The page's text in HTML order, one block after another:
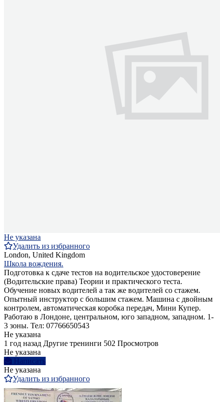
Не указана
Удалить из избранного
London, United Kingdom
Школа вождения.
Подготовка к сдаче тестов на водительское удостоверение
(Водительские права) Теории и практического теста.
Обучение новых водителей а так же водителей со стажем.
Опытный инструктор с большим стажем. Машина с двойным
контролем, автоматическая коробка передач, Мини Купер.
Работаю в Лондоне, центральном, юго западном, западном. 1-
3 зоны. Тел: 07766650543
Не указана
1 год назад Другие тренинги 502 Просмотров
Не указана
Написать
Не указана
Удалить из избранного